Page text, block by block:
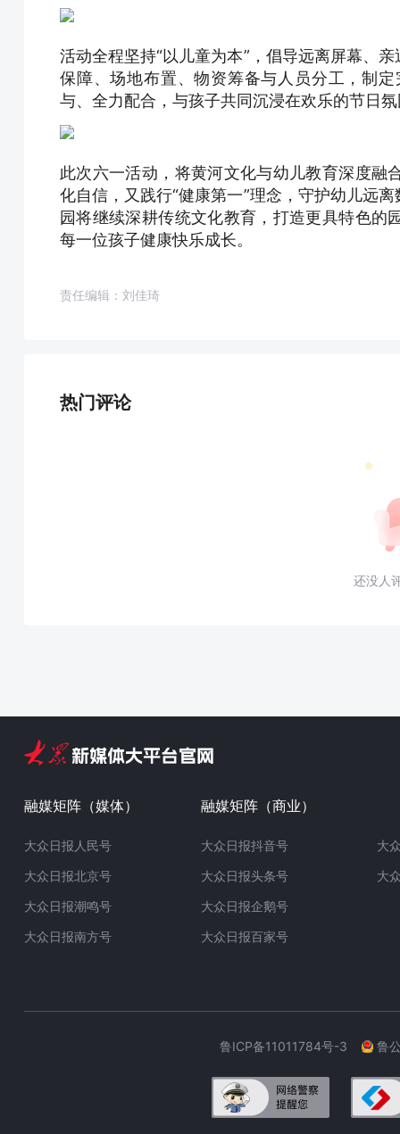
活动全程坚持“以儿童为本”，倡导远离屏幕、
保障、场地布置、物资筹备与人员分工，制
与、全力配合，与孩子共同沉浸在欢乐的节日
此次六一活动，将黄河文化与幼儿教育深度融
化自信，又践行“健康第一”理念，守护幼儿远
园将继续深耕传统文化教育，打造更具特色的
每一位孩子健康快乐成长。
责任编辑：刘佳琦
热门评论
还没人
融媒矩阵（媒体）
大众日报人民号
大众日报北京号
大众日报潮鸣号
大众日报南方号
融媒矩阵（商业）
大众日报抖音号
大众日报头条号
大众日报企鹅号
大众日报百家号
大
大
鲁ICP备11011784号-3 鲁